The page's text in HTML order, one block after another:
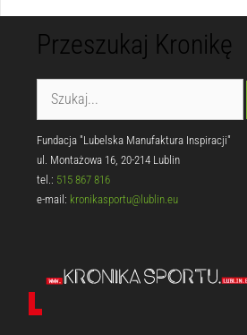
Przeszukaj Kronikę
Fundacja "Lubelska Manufaktura Inspiracji"
ul. Montażowa 16, 20-214 Lublin
tel.: 515 867 816
e-mail: kronikasportu@lublin.eu